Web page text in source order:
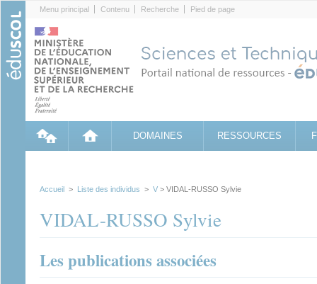
Menu principal Contenu Recherche Pied de page
DOMAINES RESSOURCES
Accueil > Liste des individus > V > VIDAL-RUSSO Sylvie
VIDAL-RUSSO Sylvie
Les publications associées